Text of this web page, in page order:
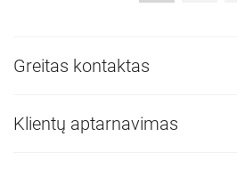
Greitas kontaktas
Klientų aptarnavimas